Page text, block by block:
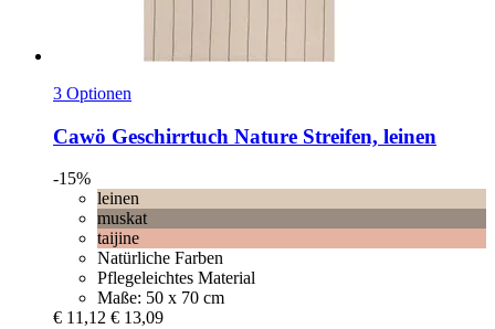
3 Optionen
Cawö Geschirrtuch Nature Streifen, leinen
-15%
leinen
muskat
taijine
Natürliche Farben
Pflegeleichtes Material
Maße: 50 x 70 cm
€ 11,12 € 13,09